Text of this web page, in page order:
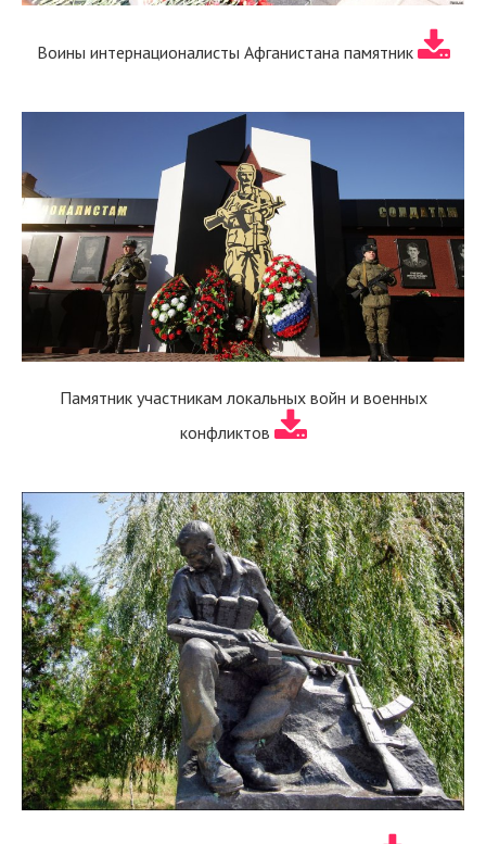
Воины интернационалисты Афганистана памятник
Памятник участникам локальных войн и военных
конфликтов